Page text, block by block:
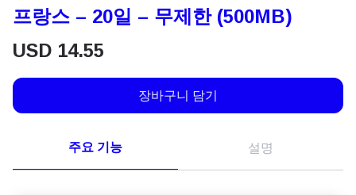
프랑스 – 20일 – 무제한 (500MB)
USD 14.55
장바구니 담기
주요 기능 설명